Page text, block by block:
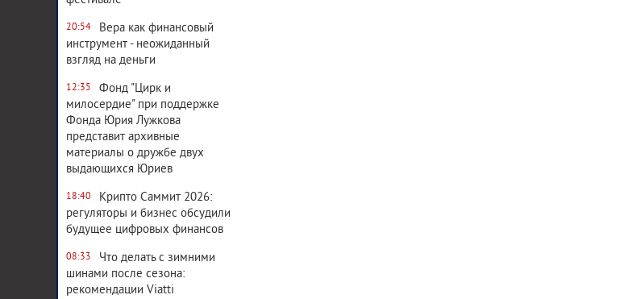
20:54
Вера как финансовый
инструмент - неожиданный
взгляд на деньги
12:35
Фонд "Цирк и
милосердие" при поддержке
Фонда Юрия Лужкова
представит архивные
материалы о дружбе двух
выдающихся Юриев
18:40
Крипто Саммит 2026:
регуляторы и бизнес обсудили
будущее цифровых финансов
08:33
Что делать с зимними
шинами после сезона:
рекомендации Viatti